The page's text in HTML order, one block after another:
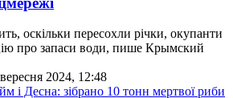
оскільки пересохли річки, окупанти
про запаси води, пише Крымский
2024, 12:48